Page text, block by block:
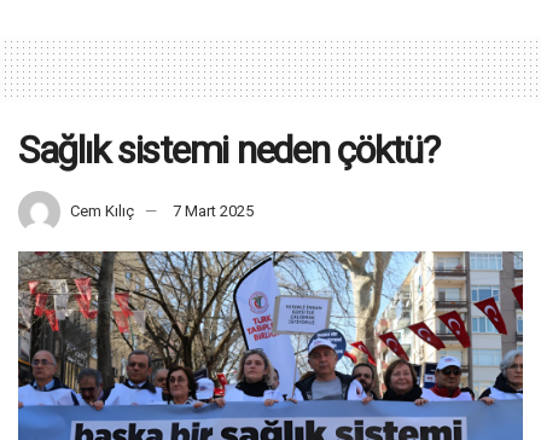
Sağlık sistemi neden çöktü?
Cem Kılıç 7 Mart 2025